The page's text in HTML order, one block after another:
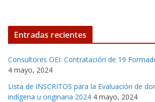
Entradas recientes
Consultores OEI: Contratación de 19
4 mayo, 2024
Lista de INSCRITOS para la Evaluación de
indígena u originaria 2024 4 mayo, 2024